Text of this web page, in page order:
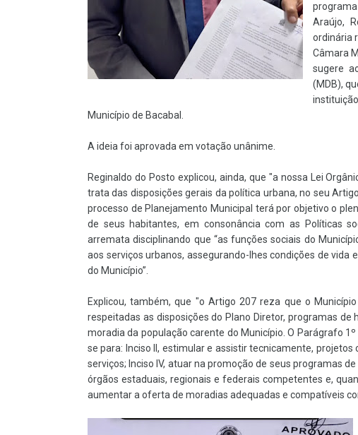
Araújo,
ordinária
Câmara
sugere
(MDB),
Município de Bacabal.
A ideia foi aprovada em votação unânime.
Reginaldo do Posto explicou, ainda, que "a nossaLei
trata das disposições gerais da política urbana, no seu
processo de Planejamento Municipal terá por objetivo o
de seus habitantes, em consonância com as Políticas
arremata disciplinando que “as funções sociais do
aos serviços urbanos, assegurando-lhes condições de
do Município”.
Explicou, também, que "o Artigo 207 reza que o
respeitadas as disposições do Plano Diretor, programas
moradia da população carente do Município. O Parágrafo
se para: Inciso II, estimular e assistir tecnicamente,
serviços; Inciso IV, atuar na promoção de seus programas
órgãos estaduais, regionais e federais competentes e,
aumentar a oferta de moradias adequadas e compatíveis